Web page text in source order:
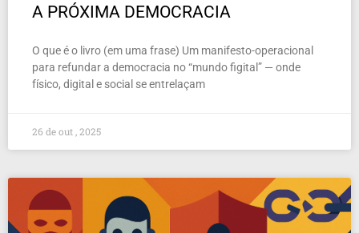
A PRÓXIMA DEMOCRACIA
O que é o livro (em uma frase) Um manifesto-operacional
para refundar a democracia no “mundo figital” — onde
físico, digital e social se entrelaçam
26 de out , 2025